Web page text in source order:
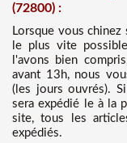
(72800) :
Lorsque vous
le plus vite
l'avons bien
avant 13h, nous
(les jours ouvrés).
sera expédié le à la
site, tous les
expédiés.